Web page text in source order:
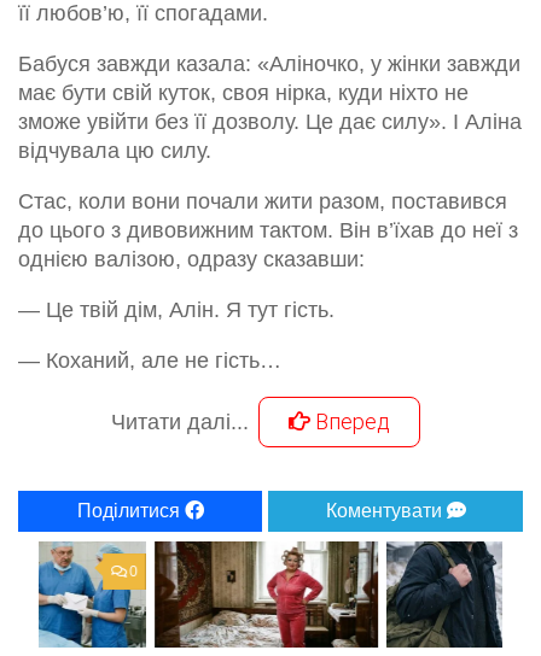
її любов’ю, її спогадами.
Бабуся завжди казала: «Аліночко, у жінки завжди
має бути свій куток, своя нірка, куди ніхто не
зможе увійти без її дозволу. Це дає силу». І Аліна
відчувала цю силу.
Стас, коли вони почали жити разом, поставився
до цього з дивовижним тактом. Він в’їхав до неї з
однією валізою, одразу сказавши:
— Це твій дім, Алін. Я тут гість.
— Коханий, але не гість…
Читати далі... Вперед
Поділитися Коментувати
0